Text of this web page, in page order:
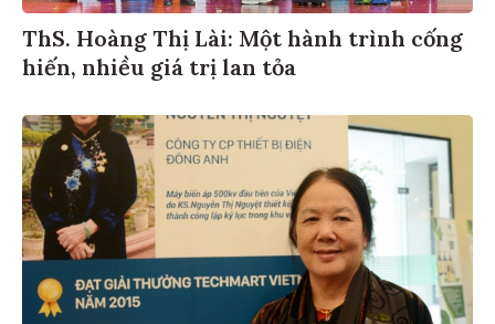
ThS. Hoàng Thị Lài: Một hành trình cống
hiến, nhiều giá trị lan tỏa